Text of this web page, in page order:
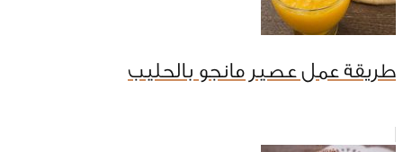
طريقة عمل عصير مانجو بالحليب